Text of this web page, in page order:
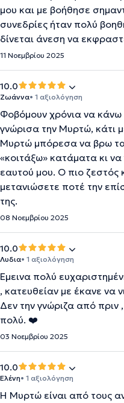
μου και με βοήθησε
συνεδρίες ήταν πολύ
δίνεται άνεση να
11 Νοεμβρίου 2025
10.0
Ζωάννα• 1 αξιολόγηση
Φοβόμουν χρόνια να
γνώρισα την Μυρτώ, κάτι
Μυρτώ μπόρεσα να βρω
«κοιτάξω» κατάματα κι
εαυτού μου. Ο πιο ζεστός
μετανιώσετε ποτέ την
της.
08 Νοεμβρίου 2025
10.0
Λυδια• 1 αξιολόγηση
Έμεινα πολύ
, κατευθείαν με έκανε να
Δεν την γνώριζα από
πολύ. ❤️
03 Νοεμβρίου 2025
10.0
Ελένη• 1 αξιολόγηση
Η Μυρτώ είναι από τους